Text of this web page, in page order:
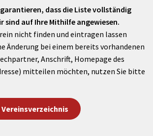
dass die Liste vollständig
sind auf Ihre Mithilfe angewiesen.
nicht finden und eintragen lassen
Änderung bei einem bereits vorhandenen
Anschrift, Homepage des
mitteilen möchten, nutzen Sie bitte